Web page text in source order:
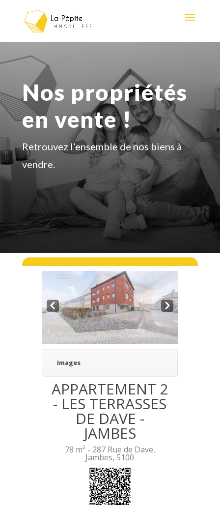
Nos propriétés
en vente !
Retrouvez l’ensemble de nos biens à
vendre.
Pre
Nex
Images
APPARTEMENT 2
- LES TERRASSES
DE DAVE -
JAMBES
78 m² - 287 Rue de Dave,
Jambes, 5100